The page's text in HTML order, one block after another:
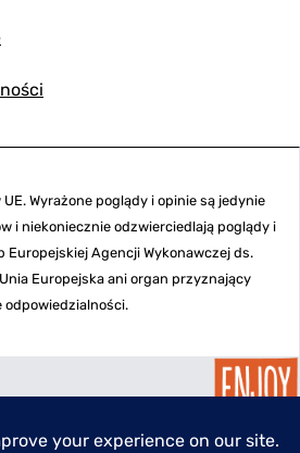
Wyrażone poglądy i opinie są jedynie
i niekoniecznie odzwierciedlają poglądy i
Europejskiej Agencji Wykonawczej ds.
Europejska ani organ przyznający
odpowiedzialności.